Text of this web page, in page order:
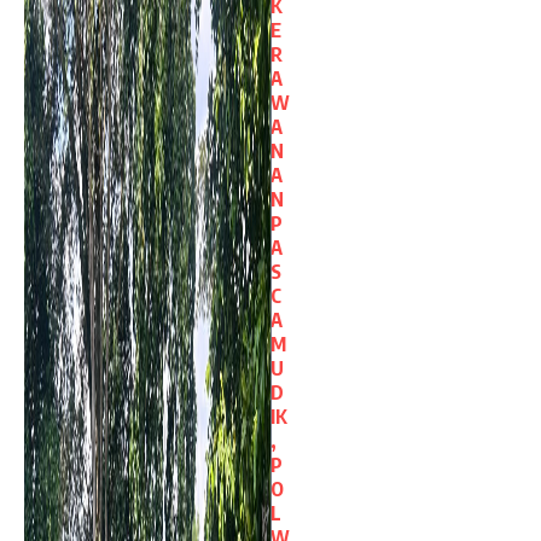
K
E
R
A
W
A
N
A
N
P
A
S
C
A
M
U
D
IK
,
P
O
L